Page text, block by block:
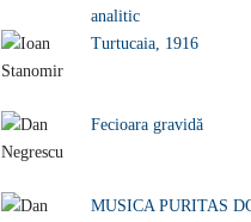
analitic
Turtucaia, 1916
Fecioara gravidă
MUSICA PURITAS